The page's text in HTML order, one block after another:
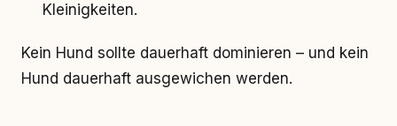
Kleinigkeiten.
Kein Hund sollte dauerhaft dominieren – und kein
Hund dauerhaft ausgewichen werden.